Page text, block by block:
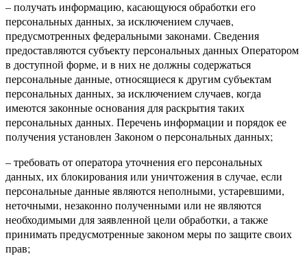
– получать информацию, касающуюся обработки его
персональных данных, за исключением случаев,
предусмотренных федеральными законами. Сведения
предоставляются субъекту персональных данных Оператором
в доступной форме, и в них не должны содержаться
персональные данные, относящиеся к другим субъектам
персональных данных, за исключением случаев, когда
имеются законные основания для раскрытия таких
персональных данных. Перечень информации и порядок ее
получения установлен Законом о персональных данных;
– требовать от оператора уточнения его персональных
данных, их блокирования или уничтожения в случае, если
персональные данные являются неполными, устаревшими,
неточными, незаконно полученными или не являются
необходимыми для заявленной цели обработки, а также
принимать предусмотренные законом меры по защите своих
прав;